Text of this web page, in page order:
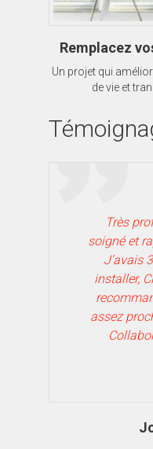
Remplacez
Un projet qui
de vie et
Très
soigné et
J’avais
installer,
assez